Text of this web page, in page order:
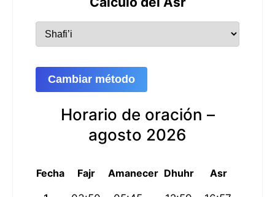
Cambiar método
Horario de oración –
agosto 2026
Fecha Fajr Amanecer Dhuhr Asr